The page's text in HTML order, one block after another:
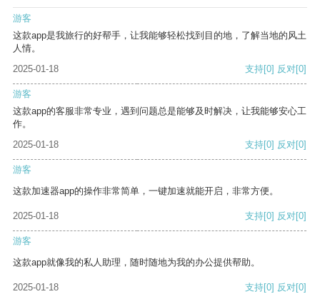
游客
这款app是我旅行的好帮手，让我能够轻松找到目的地，了解当地的风土
人情。
2025-01-18
支持[0] 反对[0]
游客
这款app的客服非常专业，遇到问题总是能够及时解决，让我能够安心工
作。
2025-01-18
支持[0] 反对[0]
游客
这款加速器app的操作非常简单，一键加速就能开启，非常方便。
2025-01-18 支持[0] 反对[0]
游客
这款app就像我的私人助理，随时随地为我的办公提供帮助。
2025-01-18 支持[0] 反对[0]